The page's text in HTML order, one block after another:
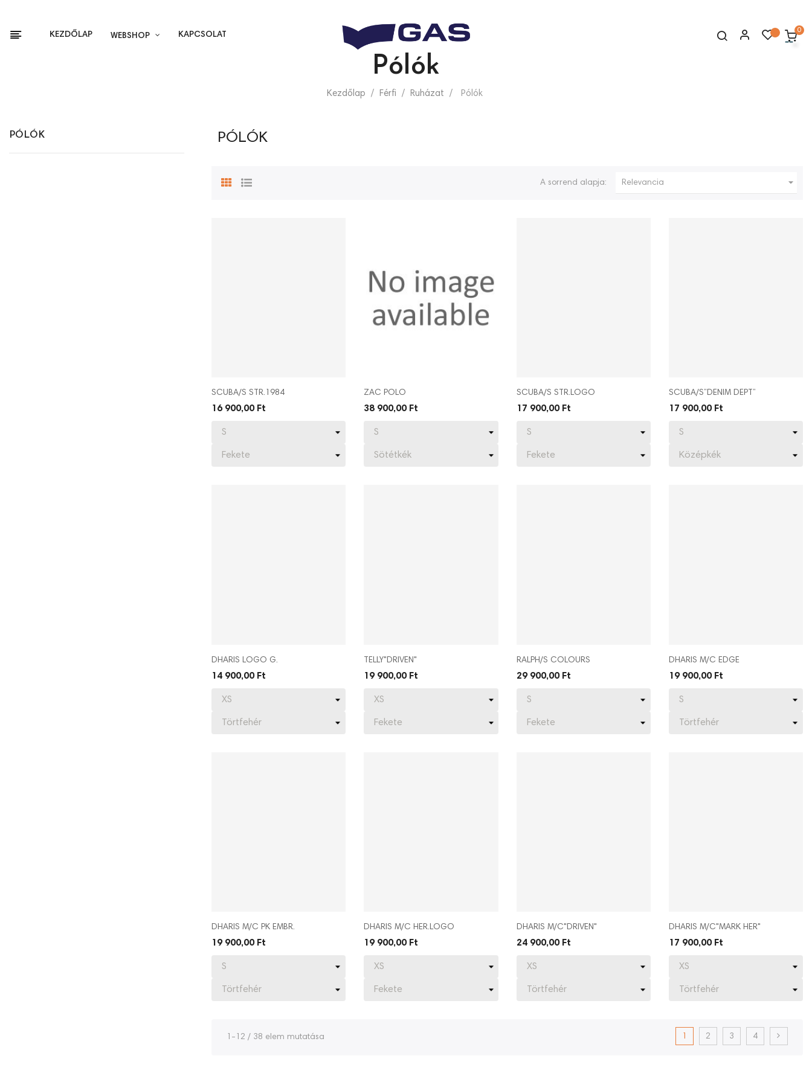
KEZDŐLAP WEBSHOP KAPCSOLAT
0
Pólók
Kezdőlap Férfi Ruházat Pólók
PÓLÓK PÓLÓK
A sorrend alapja: Relevancia 
SCUBA/S STR.1984
16 900,00 Ft
ZAC POLO
38 900,00 Ft
SCUBA/S STR.LOGO
17 900,00 Ft
SCUBA/S”DENIM DEPT”
17 900,00 Ft
DHARIS LOGO G.
14 900,00 Ft
TELLY"DRIVEN"
19 900,00 Ft
RALPH/S COLOURS
29 900,00 Ft
DHARIS M/C EDGE
19 900,00 Ft
DHARIS M/C PK EMBR.
19 900,00 Ft
DHARIS M/C HER.LOGO
19 900,00 Ft
DHARIS M/C"DRIVEN"
24 900,00 Ft
DHARIS M/C"MARK HER"
17 900,00 Ft
1-12 / 38 elem mutatása 1 2 3 4